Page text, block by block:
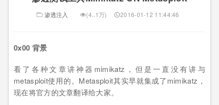
渗透注入 (4..1万) 2016-01-12 11:44:46
0x00 背景
看了各种文章讲神器mimikatz，但是一直没有讲与
metasploit使用的。Metasploit其实早就集成了mimikatz，
现在将官方的文章翻译给大家。